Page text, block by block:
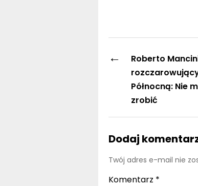
←
Roberto
Północną: Nie
zrobić
Dodaj
Twój adres e-mail nie
Komentarz *